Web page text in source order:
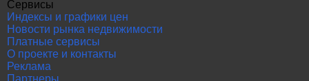
Сервисы
Индексы и графики цен
Новости рынка недвижимости
Платные сервисы
О проекте и контакты
Реклама
Партнеры